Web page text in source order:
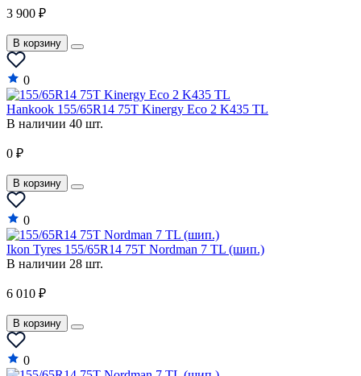
3 900 ₽
В корзину
0
Hankook 155/65R14 75T Kinergy Eco 2 K435 TL
В наличии 40 шт.
0 ₽
В корзину
0
Ikon Tyres 155/65R14 75T Nordman 7 TL (шип.)
В наличии 28 шт.
6 010 ₽
В корзину
0